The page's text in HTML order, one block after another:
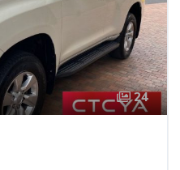
24